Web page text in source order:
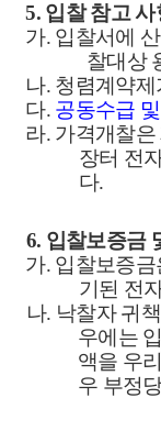
5. 입찰 참고 사
가. 입찰서에
찰대상
나. 청렴계약
다. 공동수급
라. 가격개찰
장터 전
다.
6. 입찰보증금
가. 입찰보증금
기된 전
나. 낙찰자 귀
우에는
액을 우
우 부정